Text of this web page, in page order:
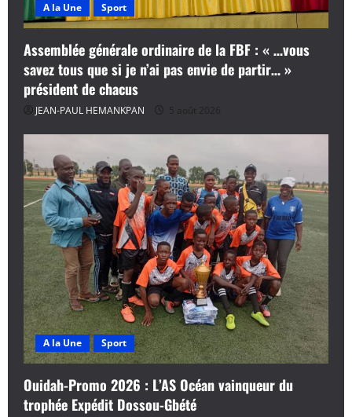
A la Une Sport
Assemblée générale ordinaire de la FBF : « …vous
savez tous que si je n’ai pas envie de partir… »
président de chacus
JEAN-PAUL HEMANKPAN 5 août 2026
A la Une Sport
Ouidah-Promo 2026 : L’AS Océan vainqueur du
trophée Expédit Dossou-Gbété